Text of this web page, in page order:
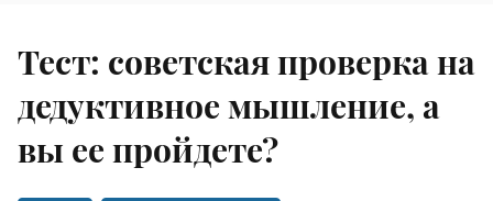
Тест: советская проверка на
дедуктивное мышление, а
вы ее пройдете?